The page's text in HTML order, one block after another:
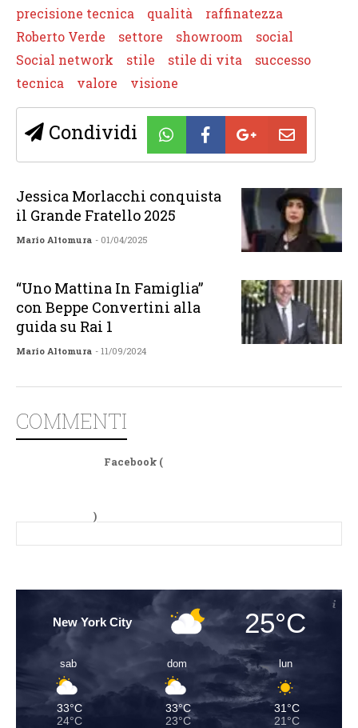
precisione tecnica
qualità
raffinatezza
Roberto Verde
settore showroom
social
Social network
stile stile di vita
successo
tecnica
valore visione
Condividi
Jessica Morlacchi conquista
il Grande Fratello 2025
Mario Altomura - 01/04/2025
“Uno Mattina In Famiglia”
con Beppe Convertini alla
guida su Rai 1
Mario Altomura - 11/09/2024
COMMENTI
Facebook (
)
New York City 25°C
sab
33°C
24°C
dom
33°C
23°C
lun
31°C
21°C